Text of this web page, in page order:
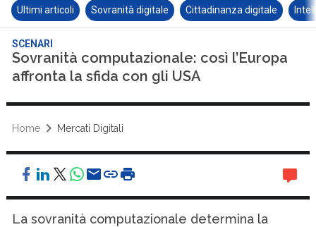
Ultimi articoli Sovranità digitale Cittadinanza digitale
SCENARI
Sovranità computazionale: così l’Europa
affronta la sfida con gli USA
Home Mercati Digitali
La sovranità computazionale determina la